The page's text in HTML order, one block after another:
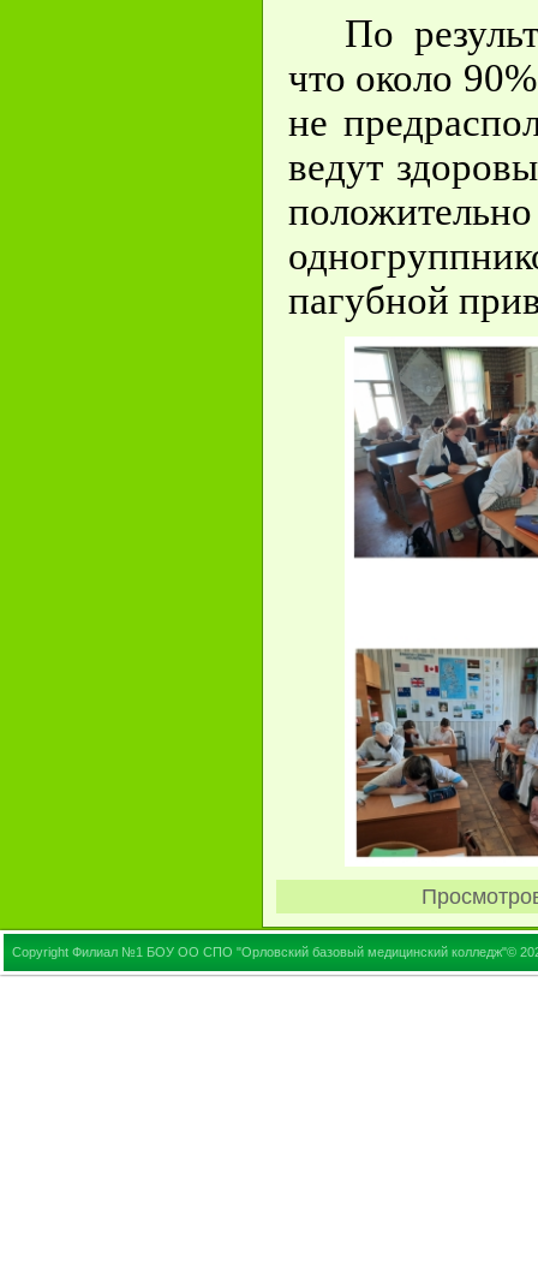
По
что около
не
ведут
пагубной
Copyright Филиал №1 БОУ ОО СПО "Орловский базовый медицинский колледж"©